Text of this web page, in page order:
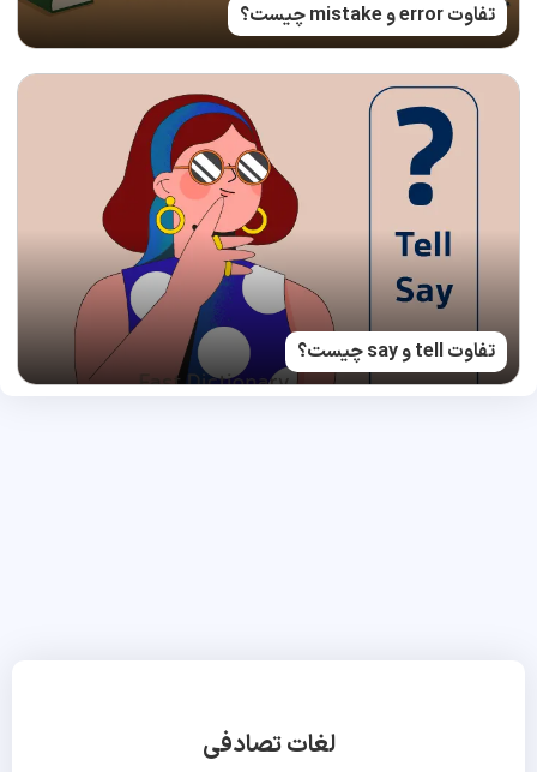
تفاوت error و mistake چیست؟
تفاوت tell و say چیست؟
لغات تصادفی